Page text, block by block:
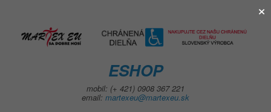
ESHOP
mobil: (+ 421) 0908 367 221
email: martexeu@martexeu.sk
×